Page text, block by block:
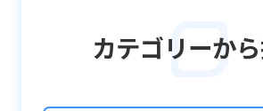
コンティニューすると以下のメ
カテゴリーか